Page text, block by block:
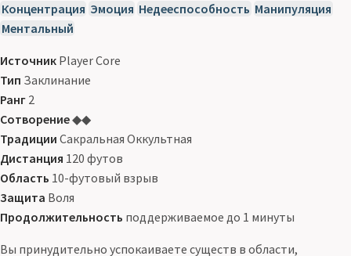
Концентрация Эмоция Недееспособность Манипуляция
Ментальный
Источник Player Core
Тип Заклинание
Ранг 2
Сотворение◆◆
Традиции Сакральная Оккультная
Дистанция 120 футов
Область 10-футовый взрыв
Защита Воля
Продолжительность поддерживаемое до 1 минуты
Вы принудительно успокаиваете существ в области,